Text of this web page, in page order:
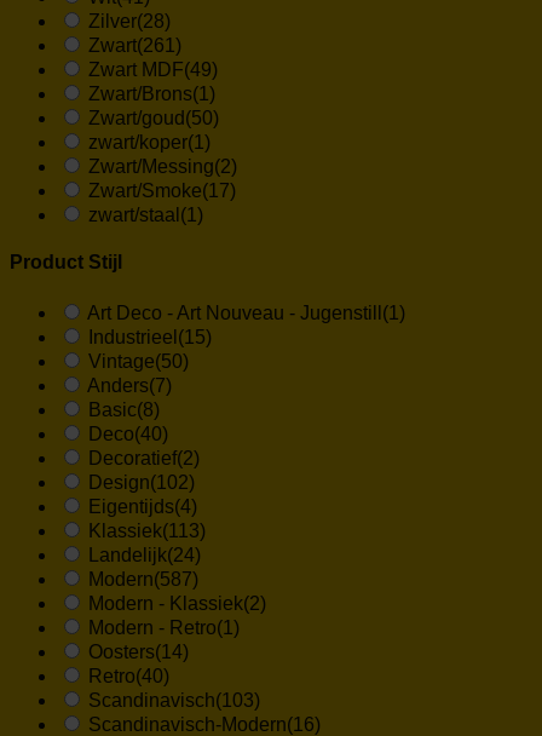
Zilver(28)
Zwart(261)
Zwart MDF(49)
Zwart/Brons(1)
Zwart/goud (50)
zwart/koper(1)
Zwart/Messing(2)
Zwart/Smoke(17)
zwart/staal (1)
Product Stijl
Art Deco - Art Nouveau - Jugenstill (1)
Industrieel (15)
Vintage(50)
Anders(7)
Basic(8)
Deco(40)
Decoratief(2)
Design(102)
Eigentijds(4)
Klassiek(113)
Landelijk(24)
Modern(587)
Modern - Klassiek(2)
Modern - Retro(1)
Oosters(14)
Retro(40)
Scandinavisch(103)
Scandinavisch-Modern(16)